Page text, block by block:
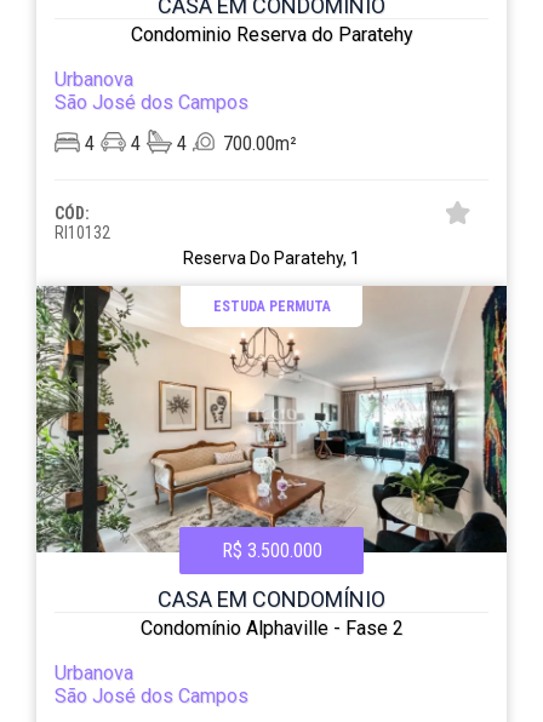
CASA EM CONDOMÍNIO
Condominio Reserva do Paratehy
Urbanova
São José dos Campos
4
4 4 700.00m²
CÓD:
RI10132
Reserva Do Paratehy, 1
ESTUDA PERMUTA
R$ 3.500.000
CASA EM CONDOMÍNIO
Condomínio Alphaville - Fase 2
Urbanova
São José dos Campos